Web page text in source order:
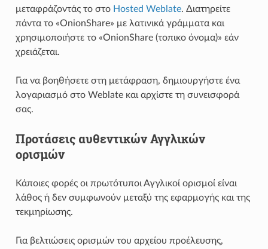
μεταφράζοντάς το στο Hosted Weblate. Διατηρείτε
πάντα το «OnionShare» με λατινικά γράμματα και
χρησιμοποιήστε το «OnionShare (τοπικο όνομα)» εάν
χρειάζεται.
Για να βοηθήσετε στη μετάφραση, δημιουργήστε ένα
λογαριασμό στο Weblate και αρχίστε τη συνεισφορά
σας.
Προτάσεις αυθεντικών Αγγλικών
ορισμών
Κάποιες φορές οι πρωτότυποι Αγγλικοί ορισμοί είναι
λάθος ή δεν συμφωνούν μεταξύ της εφαρμογής και της
τεκμηρίωσης.
Για βελτιώσεις ορισμών του αρχείου προέλευσης,